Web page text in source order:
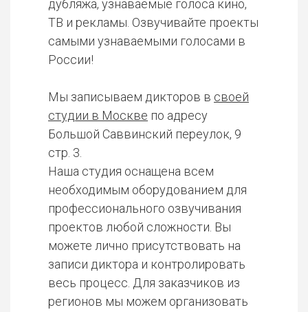
дубляжа, узнаваемые голоса кино,
ТВ и рекламы. Озвучивайте проекты
самыми узнаваемыми голосами в
России!
Мы записываем дикторов в своей
студии в Москве по адресу
Большой Саввинский переулок, 9
стр. 3.
Наша студия оснащена всем
необходимым оборудованием для
профессионального озвучивания
проектов любой сложности. Вы
можете лично присутствовать на
записи диктора и контролировать
весь процесс. Для заказчиков из
регионов мы можем организовать